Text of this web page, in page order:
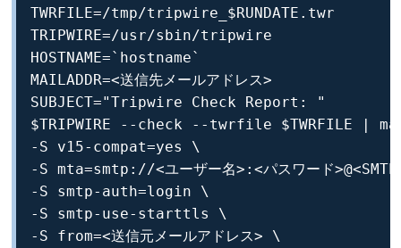
TWRFILE=/tmp/tripwire_$RUNDATE.twr
TRIPWIRE=/usr/sbin/tripwire
HOSTNAME=`hostname`
MAILADDR=<送信先メールアドレス>
SUBJECT="Tripwire Check Report: "
$TRIPWIRE --check --twrfile $TWRFILE |
-S v15-compat=yes \
-S mta=smtp://<ユーザー名>:<パスワード
-S smtp-auth=login \
-S smtp-use-starttls \
-S from=<送信元メールアドレス> \